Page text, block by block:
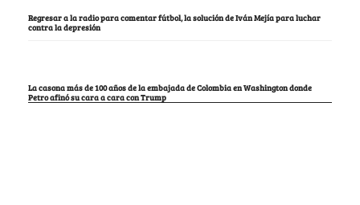
Regresar a la radio para comentar fútbol, la solución de Iván Mejía para luchar
contra la depresión
La casona más de 100 años de la embajada de Colombia en Washington donde
Petro afinó su cara a cara con Trump